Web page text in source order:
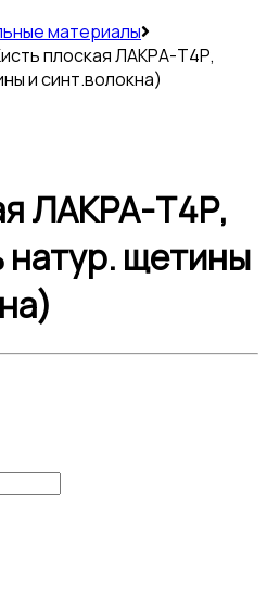
материалы
плоская ЛАКРА-Т4Р,
и синт.волокна)
ЛАКРА-Т4Р,
щетины